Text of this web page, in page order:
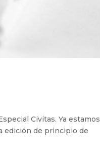
Civitas. Ya estamos
edición de principio de